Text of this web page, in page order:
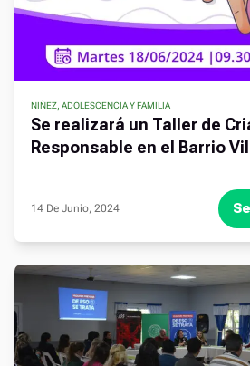
NIÑEZ, ADOLESCENCIA Y FAMILIA
Se realizará un Taller de
Responsable en el Barrio
14 De Junio, 2024